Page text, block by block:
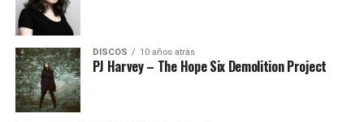
DISCOS 10 años atrás
PJ Harvey – The Hope Six Demolition Project